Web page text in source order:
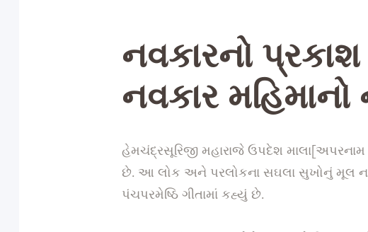
નવકારનો પ્રકાશ
નવકાર મહિમાનો
હેમચંદ્રસૂરિજી મહારાજે ઉપદેશ
છે. આ લોક અને પરલોકના સઘલા સુખોનું મૂલ
પંચપરમેષ્ઠિ ગીતામાં કહ્યું છે.